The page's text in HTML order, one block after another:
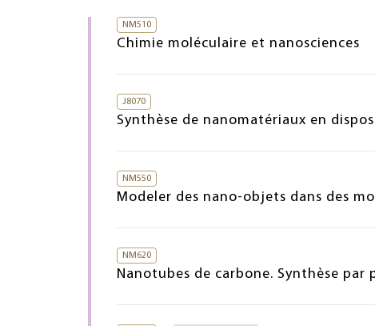
NM510
Chimie moléculaire et nanosciences
J8070
Synthèse de nanomatériaux en
NM550
Modeler des nano-objets dans des
NM620
Nanotubes de carbone. Synthèse par